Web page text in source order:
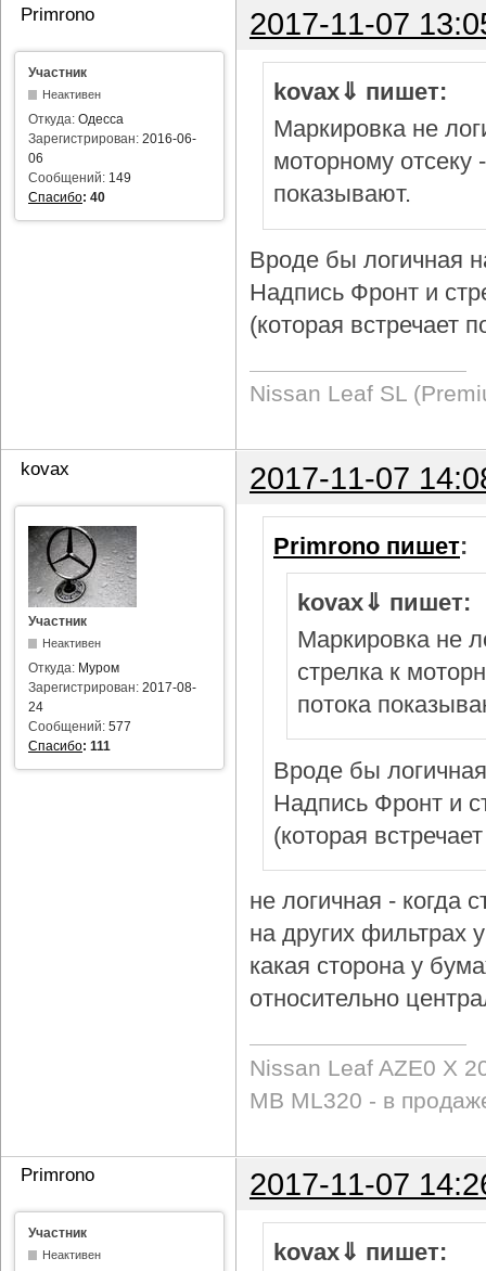
Primrono 2017-11-07
Участник
Неактивен
Откуда: Одесса
Зарегистрирован: 2016-06-
06
Сообщений: 149
Спасибо: 40
kovax⇓ пишет:
Маркировка не
моторному отсеку
показывают.
Вроде бы логичная
Надпись Фронт и
(которая встречает
Nissan Leaf SL
kovax 2017-11-07
Участник
Неактивен
Откуда: Муром
Зарегистрирован: 2017-08-
24
Сообщений: 577
Спасибо: 111
Primrono пишет:
kovax⇓ пишет:
Маркировка не
стрелка к
потока
Вроде бы
Надпись Фронт и
(которая
не логичная - когда
на других фильтрах
какая сторона у
относительно
Nissan Leaf AZE0 X
MB ML320 - в
Primrono 2017-11-07
Участник
Неактивен
kovax⇓ пишет: